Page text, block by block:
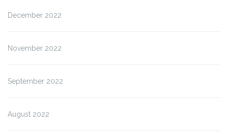
December 2022
November 2022
September 2022
August 2022